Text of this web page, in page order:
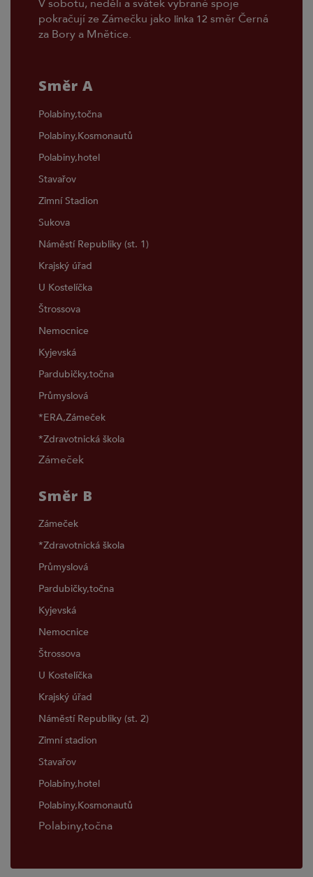
V sobotu, neděli a svátek vybrané spoje
pokračují ze Zámečku jako linka 12 směr Černá
za Bory a Mnětice.
Směr A
Polabiny,točna
Polabiny,Kosmonautů
Polabiny,hotel
Stavařov
Zimní Stadion
Sukova
Náměstí Republiky (st. 1)
Krajský úřad
U Kostelíčka
Štrossova
Nemocnice
Kyjevská
Pardubičky,točna
Průmyslová
*ERA,Zámeček
*Zdravotnická škola
Zámeček
Směr B
Zámeček
*Zdravotnická škola
Průmyslová
Pardubičky,točna
Kyjevská
Nemocnice
Štrossova
U Kostelíčka
Krajský úřad
Náměstí Republiky (st. 2)
Zimní stadion
Stavařov
Polabiny,hotel
Polabiny,Kosmonautů
Polabiny,točna